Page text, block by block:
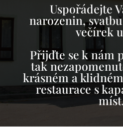
Uspořádejte
narozenin,
večírek
Přijďte se k nám
tak
krásném a
restaurace s